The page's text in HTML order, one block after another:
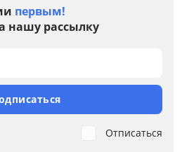
первым!
нашу рассылку
Отписаться